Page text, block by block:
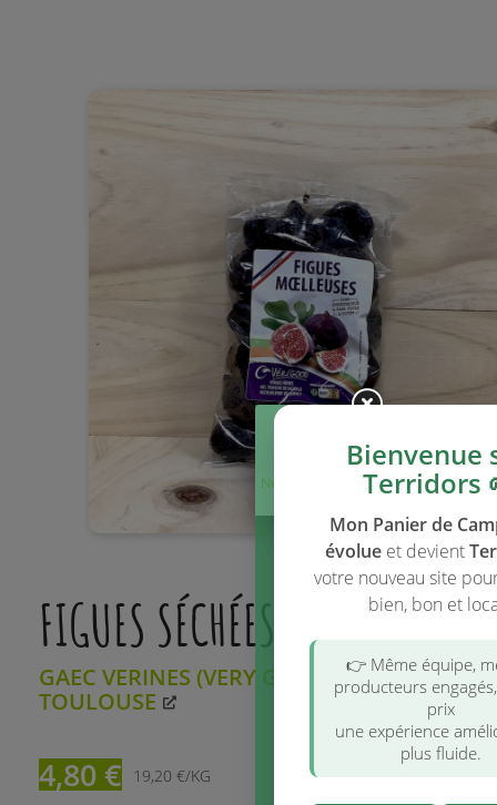
FIGUES SÉCHÉES, 250 G
GAEC VERINES (VERY GOOD) À 80 KM DE
TOULOUSE
4,80 € 19,20 €/KG
Bienvenue
Terridors
Mon Panier de
évolue et devient
votre nouveau site
bien, bon et
👉 Même équipe,
producteurs
prix
une expérience
plus fluide.
Ne plus afficher